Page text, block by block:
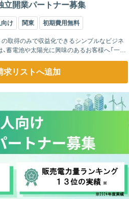
立開業パートナー募集
け 関東 初期費用無料
取得のみで収益化できるシンプルなビジネ
蓄電池や太陽光に興味のあるお客様へ「一度
、商談の機会を作ることだけ。その後の提案・
求リストへ追加